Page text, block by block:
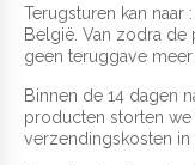
Terugsturen kan naar
België. Van zodra
geen teruggave meer
Binnen de 14 dagen
producten storten
verzendingskosten